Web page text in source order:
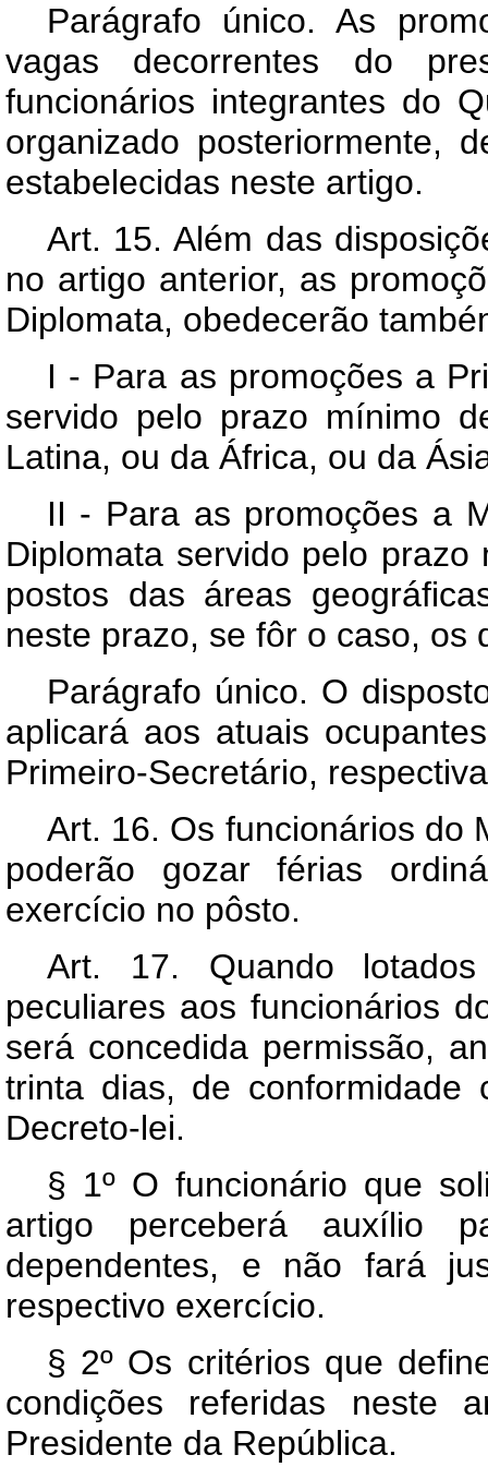
Parágrafo único. As
vagas decorrentes do
funcionários integrantes do
organizado posteriormente,
estabelecidas neste artigo.
Art. 15. Além das
no artigo anterior, as
Diplomata, obedecerão
I - Para as promoções a
servido pelo prazo mínimo
Latina, ou da África, ou da
II - Para as promoções a
Diplomata servido pelo
postos das áreas
neste prazo, se fôr o caso, os
Parágrafo único. O
aplicará aos atuais
Primeiro-Secretário,
Art. 16. Os funcionários do
poderão gozar férias
exercício no pôsto.
Art. 17. Quando
peculiares aos funcionários
será concedida permissão,
trinta dias, de conformidade
Decreto-lei.
§ 1º O funcionário que
artigo perceberá auxílio
dependentes, e não fará
respectivo exercício.
§ 2º Os critérios que
condições referidas neste
Presidente da República.